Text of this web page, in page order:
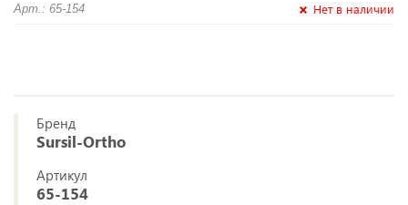
Арт.: 65-154 Нет в наличии
Бренд
Sursil-Ortho
Артикул
65-154